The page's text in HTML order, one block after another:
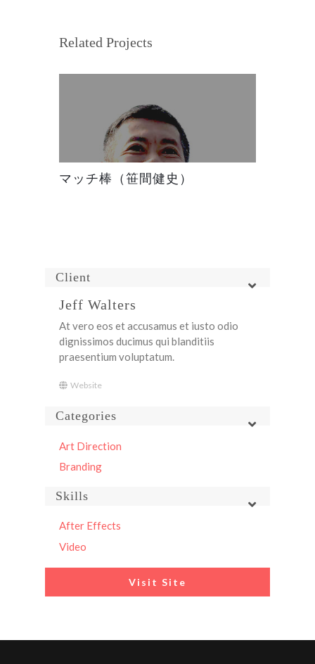
Related Projects
マッチ棒（笹間健史）
Client
Jeff Walters
At vero eos et accusamus et iusto odio
dignissimos ducimus qui blanditiis
praesentium voluptatum.
Website
Categories
Art Direction
Branding
Skills
After Effects
Video
Visit Site